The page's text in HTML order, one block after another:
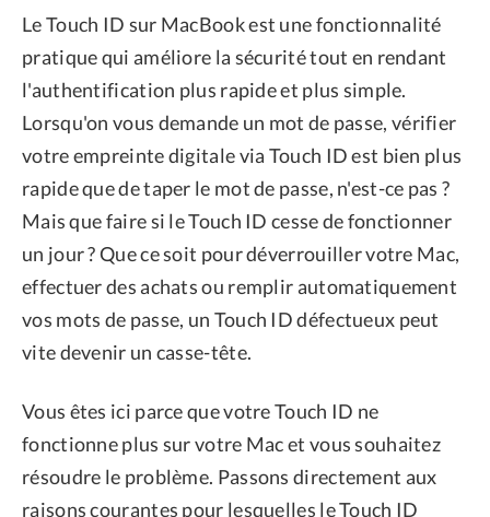
Le Touch ID sur MacBook est une fonctionnalité
pratique qui améliore la sécurité tout en rendant
l'authentification plus rapide et plus simple.
Lorsqu'on vous demande un mot de passe, vérifier
votre empreinte digitale via Touch ID est bien plus
rapide que de taper le mot de passe, n'est-ce pas ?
Mais que faire si le Touch ID cesse de fonctionner
un jour ? Que ce soit pour déverrouiller votre Mac,
effectuer des achats ou remplir automatiquement
vos mots de passe, un Touch ID défectueux peut
vite devenir un casse-tête.
Vous êtes ici parce que votre Touch ID ne
fonctionne plus sur votre Mac et vous souhaitez
résoudre le problème. Passons directement aux
raisons courantes pour lesquelles le Touch ID